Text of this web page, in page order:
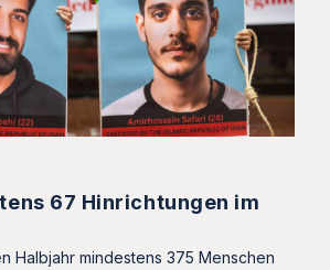
67 Hinrichtungen im
Halbjahr mindestens 375 Menschen